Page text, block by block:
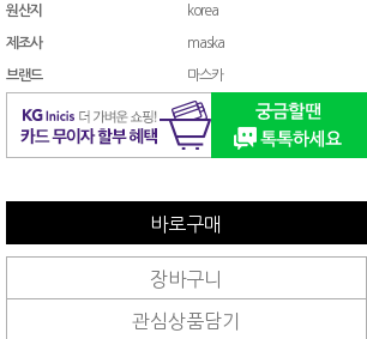
원산지 korea
제조사 maska
브랜드 마스카
바로구매
장바구니
관심상품담기